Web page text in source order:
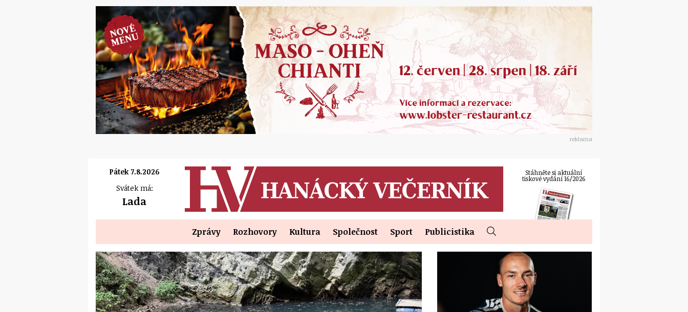
reklama
Pátek 7.8.2026
Svátek má:
Lada
Stáhněte si aktuální
tiskové vydání 16/2026
Zprávy Rozhovory Kultura Společnost Sport Publicistika